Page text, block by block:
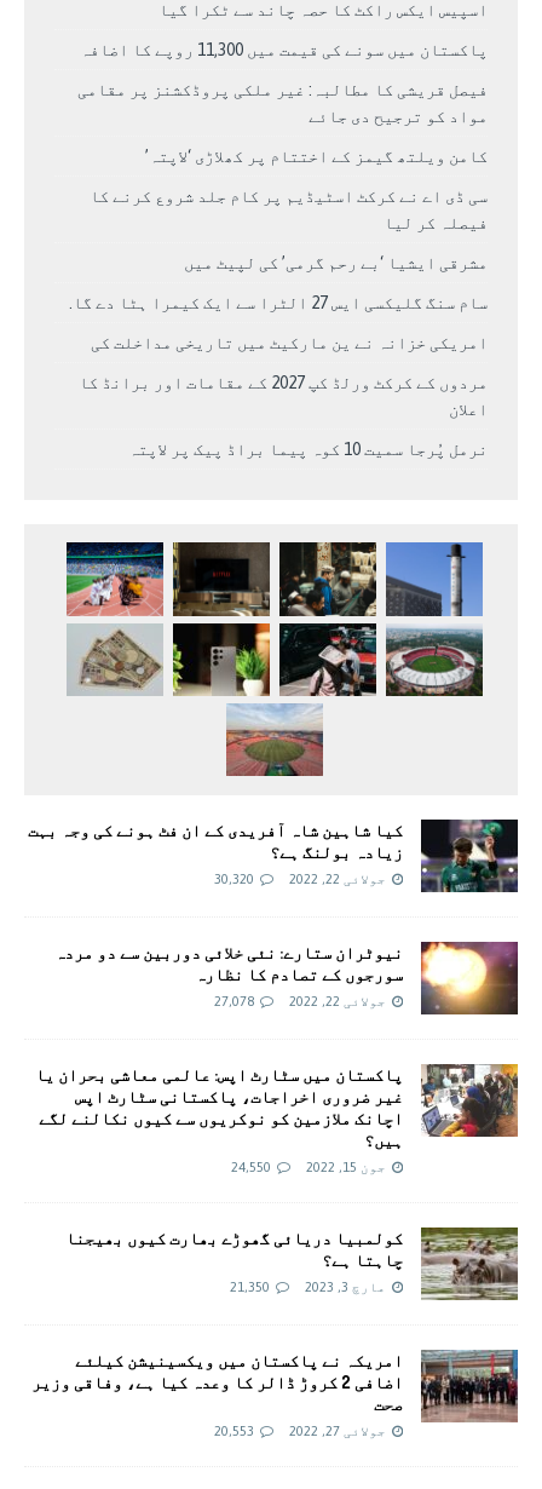
اسپیس ایکس راکٹ کا حصہ چاند سے ٹکرا گیا
پاکستان میں سونے کی قیمت میں 11,300 روپے کا اضافہ
فیصل قریشی کا مطالبہ: غیر ملکی پروڈکشنز پر مقامی
مواد کو ترجیح دی جائے
کامن ویلتھ گیمز کے اختتام پر کھلاڑی ‘لاپتہ’
سی ڈی اے نے کرکٹ اسٹیڈیم پر کام جلد شروع کرنے کا
فیصلہ کر لیا
مشرقی ایشیا ‘بے رحم گرمی’ کی لپیٹ میں
سام سنگ گلیکسی ایس 27 الٹرا سے ایک کیمرا ہٹا دے گا.
امریکی خزانہ نے ین مارکیٹ میں تاریخی مداخلت کی
مردوں کے کرکٹ ورلڈ کپ 2027 کے مقامات اور برانڈ کا
اعلان
نرمل پُرجا سمیت 10 کوہ پیما براڈ پیک پر لاپتہ
کیا شاہین شاہ آفریدی کے ان فٹ ہونے کی وجہ بہت
زیادہ بولنگ ہے؟
جولائی 22, 2022 30,320
نیوٹران ستارے: نئی خلائی دوربین سے دو مردہ
سورجوں کے تصادم کا نظارہ
جولائی 22, 2022 27,078
پاکستان میں سٹارٹ اپس: عالمی معاشی بحران یا
غیر ضروری اخراجات، پاکستانی سٹارٹ اپس
اچانک ملازمین کو نوکریوں سے کیوں نکالنے لگے
ہیں؟
جون 15, 2022 24,550
کولمبیا دریائی گھوڑے بھارت کیوں بھیجنا
چاہتا ہے؟
مارچ 3, 2023 21,350
امريکہ نے پاکستان میں ویکسینیشن کیلئے
اضافی 2 کروڑ ڈالر کا وعدہ کیا ہے، وفاقی وزیر
صحت
جولائی 27, 2022 20,553